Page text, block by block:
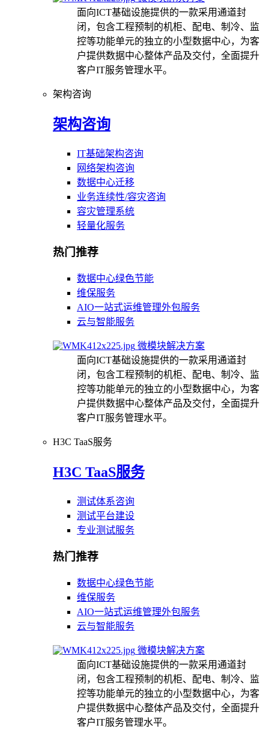
面向ICT基础设施提供的一款采用通道封
闭，包含工程预制的机柜、配电、制冷、监
控等功能单元的独立的小型数据中心，为客
户提供数据中心整体产品及交付，全面提升
客户IT服务管理水平。
架构咨询
架构咨询
IT基础架构咨询
网络架构咨询
数据中心迁移
业务连续性/容灾咨询
容灾管理系统
轻量化服务
热门推荐
数据中心绿色节能
维保服务
AIO一站式运维管理外包服务
云与智能服务
微模块解决方案
面向ICT基础设施提供的一款采用通道封
闭，包含工程预制的机柜、配电、制冷、监
控等功能单元的独立的小型数据中心，为客
户提供数据中心整体产品及交付，全面提升
客户IT服务管理水平。
H3C TaaS服务
H3C TaaS服务
测试体系咨询
测试平台建设
专业测试服务
热门推荐
数据中心绿色节能
维保服务
AIO一站式运维管理外包服务
云与智能服务
微模块解决方案
面向ICT基础设施提供的一款采用通道封
闭，包含工程预制的机柜、配电、制冷、监
控等功能单元的独立的小型数据中心，为客
户提供数据中心整体产品及交付，全面提升
客户IT服务管理水平。